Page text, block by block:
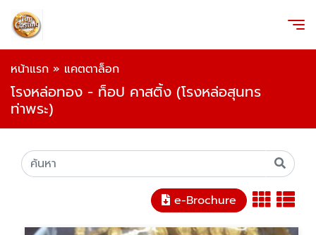
หน้าแรก » แคตตาล็อก
โรงหล่อทอง - ท็อป คาสติ้ง (โรงหล่อสุนทร
ท่าพระ)
e-Brochure